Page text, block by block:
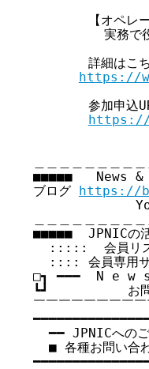
【オペレ
実務で
詳細はこち
https://
参加申込
https://
■■■■■   News &
ブログ https://
■■■■■  JPNICの
:::::  会員リ
:::: 会員専用
□┓ ━━━  N e w s
┗┛          お問
￣￣￣￣￣￣￣￣
━━ JPNICへのご
■ 各種お問い合